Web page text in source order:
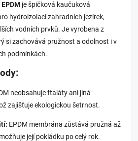
je špičková kaučuková
hydroizolaci zahradních jezírek,
vodních prvků. Je vyrobena z
si zachovává pružnost a odolnost i v
podmínkách.
neobsahuje ftaláty ani jiná
zajišťuje ekologickou šetrnost.
EPDM membrána zůstává pružná až
její pokládku po celý rok.